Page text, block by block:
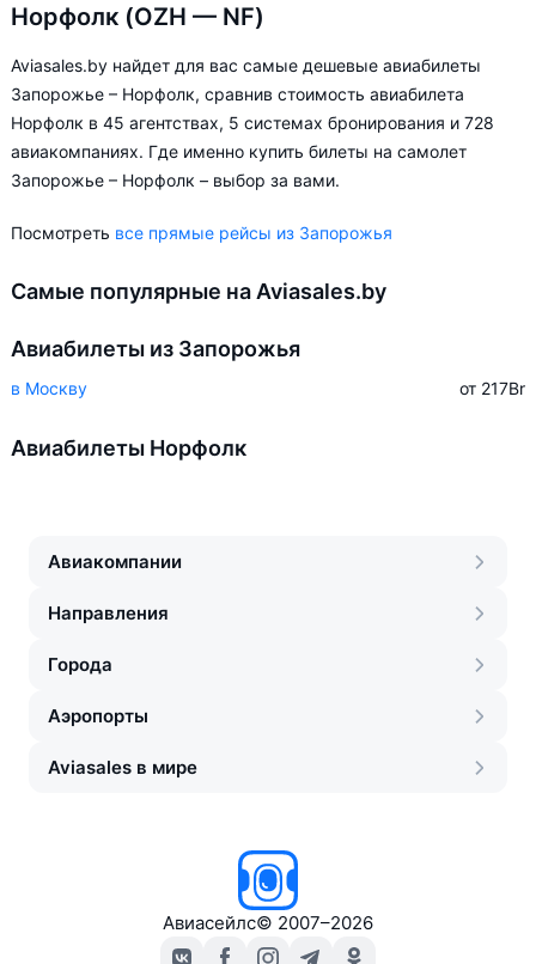
Норфолк (OZH — NF)
Aviasales.by найдет для вас самые дешевые авиабилеты
Запорожье – Норфолк, сравнив стоимость авиабилета
Норфолк в 45 агентствах, 5 системах бронирования и 728
авиакомпаниях. Где именно купить билеты на самолет
Запорожье – Норфолк – выбор за вами.
Посмотреть все прямые рейсы из Запорожья
Самые популярные на Aviasales.by
Авиабилеты из Запорожья
в Москву от 217Br
Авиабилеты Норфолк
Авиакомпании
Направления
Города
Аэропорты
Aviasales в мире
Авиасейлс© 2007–2026